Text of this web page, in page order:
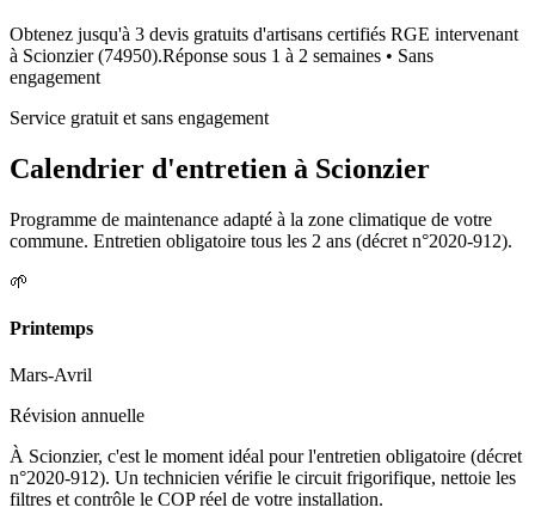
Obtenez jusqu'à 3 devis gratuits d'artisans certifiés RGE intervenant
à Scionzier(74950).Réponse sous 1 à 2 semaines • Sans
engagement
Service gratuit et sans engagement
Calendrier d'entretien à Scionzier
Programme de maintenance adapté à la zone climatique de votre
commune. Entretien obligatoire tous les 2 ans (décret n°2020-912).
🌱
Printemps
Mars-Avril
Révision annuelle
À Scionzier, c'est le moment idéal pour l'entretien obligatoire (décret
n°2020-912). Un technicien vérifie le circuit frigorifique, nettoie les
filtres et contrôle le COP réel de votre installation.